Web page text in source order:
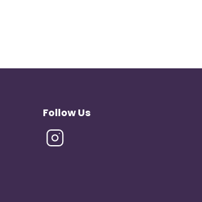
Follow Us